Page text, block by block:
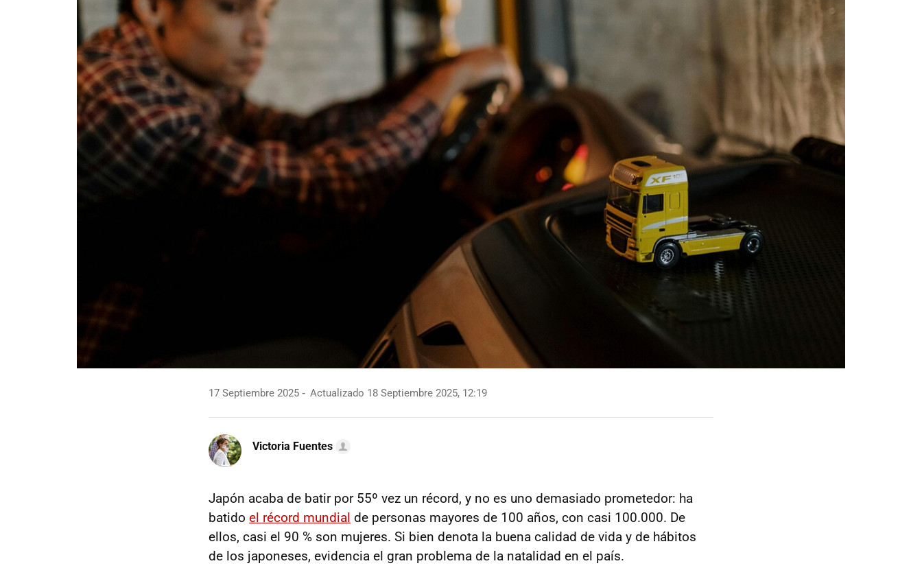
17 Septiembre 2025 Actualizado 18 Septiembre 2025, 12:19
Victoria Fuentes
Japón acaba de batir por 55º vez un récord, y no es uno demasiado prometedor: ha
batido el récord mundial de personas mayores de 100 años, con casi 100.000. De
ellos, casi el 90 % son mujeres. Si bien denota la buena calidad de vida y de hábitos
de los japoneses, evidencia el gran problema de la natalidad en el país.